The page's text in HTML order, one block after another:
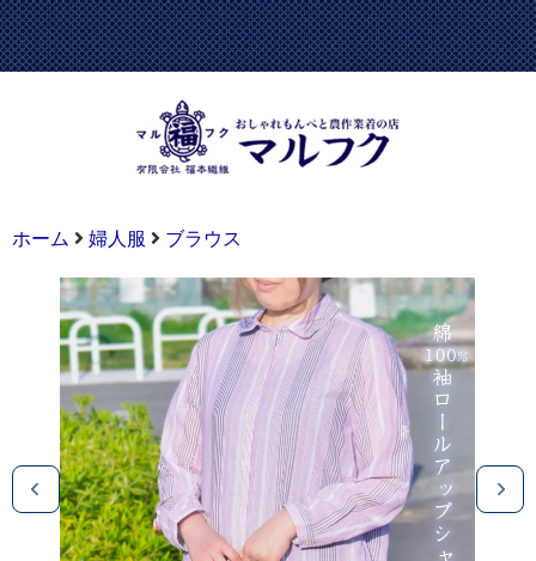
ホーム 婦人服 ブラウス